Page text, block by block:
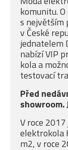
komunitu.
s největším
v České
jednatelem
nabízí VIP
kola a
testovací
Před
showroom.
V roce
elektrokola
m2, v roce